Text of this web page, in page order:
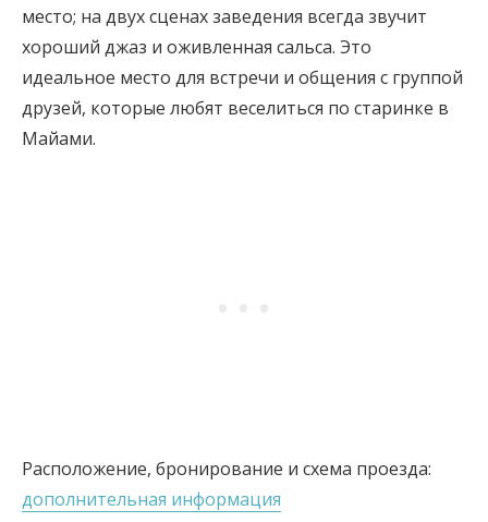
место; на двух сценах заведения всегда звучит
хороший джаз и оживленная сальса. Это
идеальное место для встречи и общения с группой
друзей, которые любят веселиться по старинке в
Майами.
Расположение, бронирование и схема проезда:
дополнительная информация